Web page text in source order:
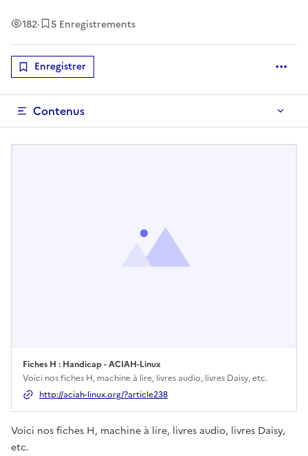
182Vues
· 5 Enregistrements
Enregistrer
Contenus
Fiches H : Handicap - ACIAH-Linux
Ouverture dans un nouvel onglet
Voici nos fiches H, machine à lire, livres audio, livres Daisy, etc.
http://aciah-linux.org/?article238
Voici nos fiches H, machine à lire, livres audio, livres Daisy,
etc.